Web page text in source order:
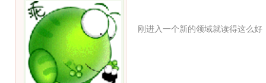
刚进入一个新的领域就读得这么